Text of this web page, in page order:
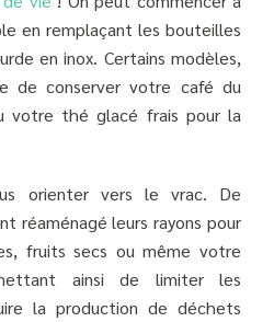
en remplaçant les bouteilles
en inox. Certains modèles,
de conserver votre café du
votre thé glacé frais pour la
orienter vers le vrac. De
réaménagé leurs rayons pour
fruits secs ou même votre
ainsi de limiter les
la production de déchets